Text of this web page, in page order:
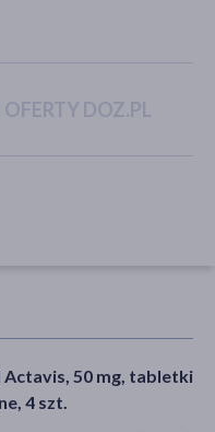
DOZ.PL
50 mg, tabletki
4 szt.